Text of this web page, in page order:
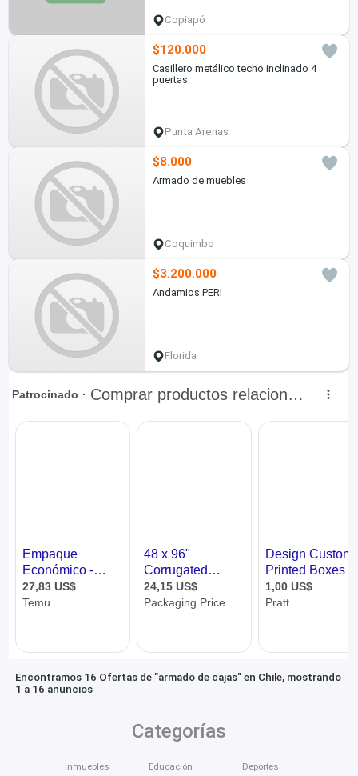
Copiapó
$120.000
Casillero metálico techo inclinado 4
puertas
Punta Arenas
$8.000
Armado de muebles
Coquimbo
$3.200.000
Andamios PERI
Florida
Encontramos 16 Ofertas de "armado de cajas" en Chile, mostrando
1 a 16 anuncios
Categorías
Inmuebles Educación Deportes